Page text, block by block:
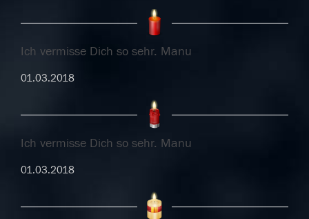
Ich vermisse Dich so sehr. Manu
01.03.2018
Ich vermisse Dich so sehr. Manu
01.03.2018